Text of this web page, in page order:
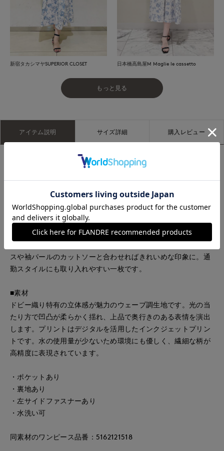
新宿タカシマヤSUPERIOR CLOSET 日本橋高島屋M Maglie le cassetto
もっと見る
アイテム説明 サイズ詳細 購入レビュー
きのある表情を楽しめます。中心に大きめのタックを入れ、脇
に向かって細かなタックをあしらうことで、動くたびに美しく
広がる立体的なシルエットに。甘くなりすぎず上品に着られる
バランスで、シンプルなトップス合わせでも着映えします。着
スや袖パールのカットソーと合わせればきれいめな印象に。通
勤スタイルにも取り入れやすい一枚です。
■素材
ドビー織り特有の立体感が魅力のウェーブ調生地です。光の当
たり方で凹凸が柔らかく揺れ、上品で奥行きのある表情を演出
します。プリントはデジタルを活用したインクジェットプリン
トです。水の使用量が少ないため環境にも優しく、繊細な柄が
高精度に表現されています。
・ポケットあり
・裏地あり
・左サイドファスナーあり
・水洗い可
同素材のワンピース品番：5162121518